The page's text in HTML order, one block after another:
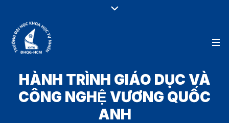
HÀNH TRÌNH GIÁO DỤC VÀ
CÔNG NGHỆ VƯƠNG QUỐC
ANH